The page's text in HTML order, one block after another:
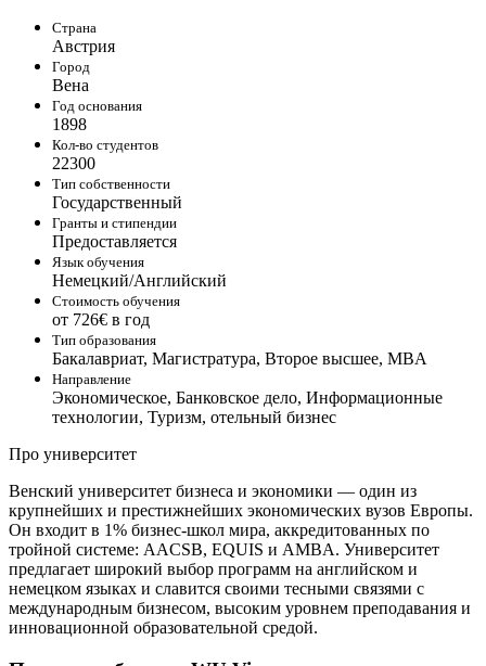
Страна
Австрия
Город
Вена
Год основания
1898
Кол-во студентов
22300
Тип собственности
Государственный
Гранты и стипендии
Предоставляется
Язык обучения
Немецкий/Английский
Стоимость обучения
от 726€ в год
Тип образования
Бакалавриат, Магистратура, Второе высшее, MBA
Направление
Экономическое, Банковское дело, Информационные
технологии, Туризм, отельный бизнес
Про университет
Венский университет бизнеса и экономики — один из
крупнейших и престижнейших экономических вузов Европы.
Он входит в 1% бизнес-школ мира, аккредитованных по
тройной системе: AACSB, EQUIS и AMBA. Университет
предлагает широкий выбор программ на английском и
немецком языках и славится своими тесными связями с
международным бизнесом, высоким уровнем преподавания и
инновационной образовательной средой.